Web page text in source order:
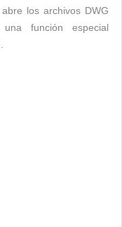
los archivos DWG
función especial